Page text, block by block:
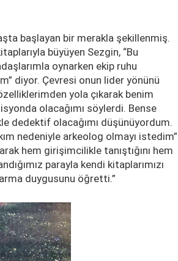
başlayan bir merakla şekillenmiş.
büyüyen Sezgin, “Bu
oynarken ekip ruhu
diyor. Çevresi onun lider yönünü
yola çıkarak benim
olacağımı söylerdi. Bense
dedektif olacağımı düşünüyordum.
nedeniyle arkeolog olmayı istedim”
hem girişimcilikle tanıştığını hem
parayla kendi kitaplarımızı
duygusunu öğretti.”